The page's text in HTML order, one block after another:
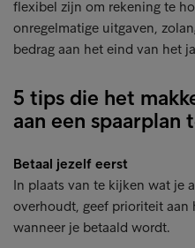
flexibel zijn om rekening te
onregelmatige uitgaven,
bedrag aan het eind van het
5 tips die het
aan een spaarplan
Betaal jezelf eerst
In plaats van te kijken wat je
overhoudt, geef prioriteit aan
wanneer je betaald wordt.